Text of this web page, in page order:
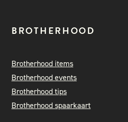
BROTHERHOOD
Brotherhood items
Brotherhood events
Brotherhood tips
Brotherhood spaarkaart